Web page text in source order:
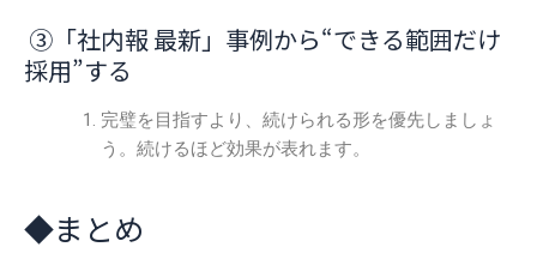
③「社内報 最新」事例から“できる範囲だけ
採用”する
完璧を目指すより、続けられる形を優先しましょ
う。続けるほど効果が表れます。
◆まとめ